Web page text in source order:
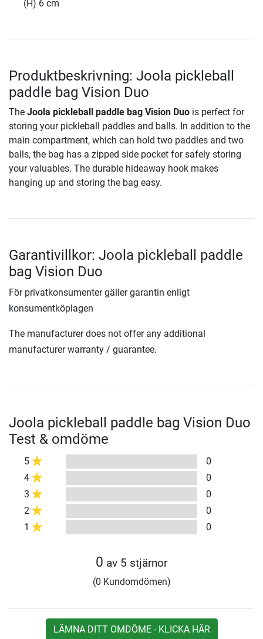
(H) 6 cm
Produktbeskrivning: Joola pickleball
paddle bag Vision Duo
The Joola pickleball paddle bag Vision Duo is perfect for
storing your pickleball paddles and balls. In addition to the
main compartment, which can hold two paddles and two
balls, the bag has a zipped side pocket for safely storing
your valuables. The durable hideaway hook makes
hanging up and storing the bag easy.
Garantivillkor: Joola pickleball paddle
bag Vision Duo
För privatkonsumenter gäller garantin enligt
konsumentköplagen
The manufacturer does not offer any additional
manufacturer warranty / guarantee.
Joola pickleball paddle bag Vision Duo
Test & omdöme
5
0
4
0
3
0
2
0
1
0
0 av 5 stjärnor
(0 Kundomdömen)
LÄMNA DITT OMDÖME - KLICKA HÄR